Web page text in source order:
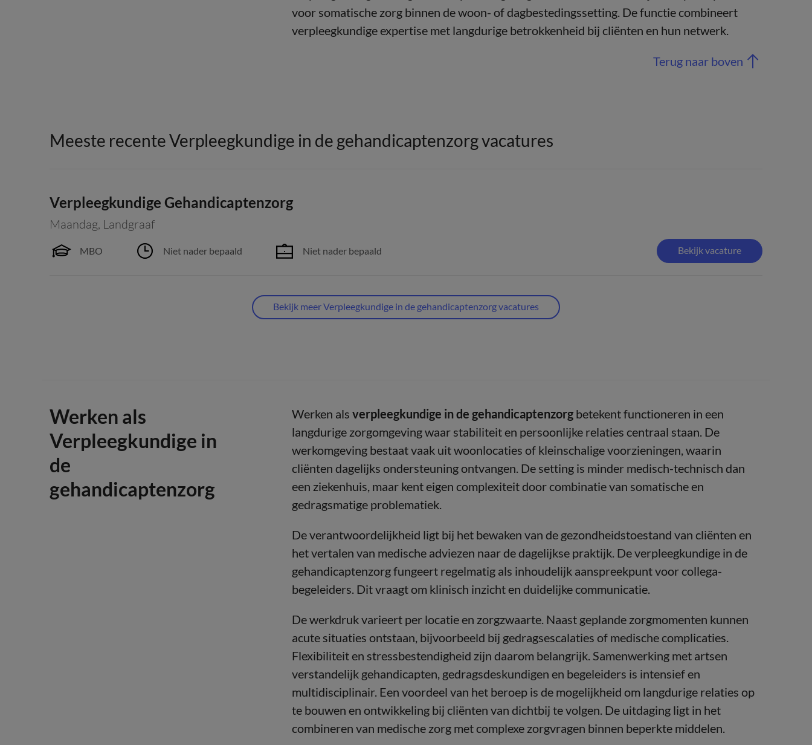
voor somatische zorg binnen de woon- of dagbestedingssetting. De functie combineert
verpleegkundige expertise met langdurige betrokkenheid bij cliënten en hun netwerk.
Terug naar boven
Meeste recente Verpleegkundige in de gehandicaptenzorg vacatures
Verpleegkundige Gehandicaptenzorg
Maandag, Landgraaf
MBO Niet nader bepaald Niet nader bepaald Bekijk vacature
Bekijk meer Verpleegkundige in de gehandicaptenzorg vacatures
Werken als
Verpleegkundige in
de
gehandicaptenzorg
Werken alsverpleegkundige in de gehandicaptenzorg betekent functioneren in een
langdurige zorgomgeving waar stabiliteit en persoonlijke relaties centraal staan. De
werkomgeving bestaat vaak uit woonlocaties of kleinschalige voorzieningen, waarin
cliënten dagelijks ondersteuning ontvangen. De setting is minder medisch-technisch dan
een ziekenhuis, maar kent eigen complexiteit door combinatie van somatische en
gedragsmatige problematiek.
De verantwoordelijkheid ligt bij het bewaken van de gezondheidstoestand van cliënten en
het vertalen van medische adviezen naar de dagelijkse praktijk. De verpleegkundige in de
gehandicaptenzorg fungeert regelmatig als inhoudelijk aanspreekpunt voor collega-
begeleiders. Dit vraagt om klinisch inzicht en duidelijke communicatie.
De werkdruk varieert per locatie en zorgzwaarte. Naast geplande zorgmomenten kunnen
acute situaties ontstaan, bijvoorbeeld bij gedragsescalaties of medische complicaties.
Flexibiliteit en stressbestendigheid zijn daarom belangrijk. Samenwerking met artsen
verstandelijk gehandicapten, gedragsdeskundigen en begeleiders is intensief en
multidisciplinair. Een voordeel van het beroep is de mogelijkheid om langdurige relaties op
te bouwen en ontwikkeling bij cliënten van dichtbij te volgen. De uitdaging ligt in het
combineren van medische zorg met complexe zorgvragen binnen beperkte middelen.